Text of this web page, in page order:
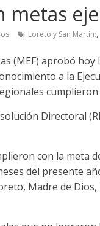
metas
Loreto y San Martín:,
(MEF) aprobó
a la
Directoral
con la meta
del presente
Madre de